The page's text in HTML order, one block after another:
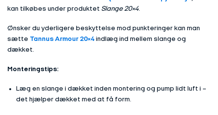
kan tilkøbes under produktet Slange 20×4.
Ønsker du yderligere beskyttelse mod punkteringer kan man
sætte Tannus Armour 20×4 indlæg ind mellem slange og
dækket.
Monteringstips:
Læg en slange i dækket inden montering og pump lidt luft i –
det hjælper dækket med at få form.